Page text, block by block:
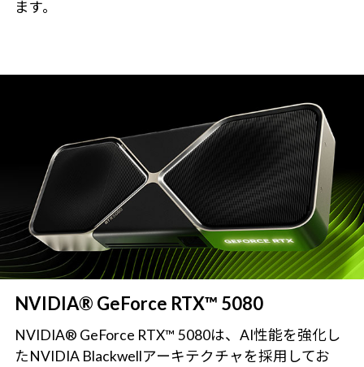
ます。
NVIDIA® GeForce RTX™ 5080
NVIDIA® GeForce RTX™ 5080は、AI性能を強化し
たNVIDIA Blackwellアーキテクチャを採用してお